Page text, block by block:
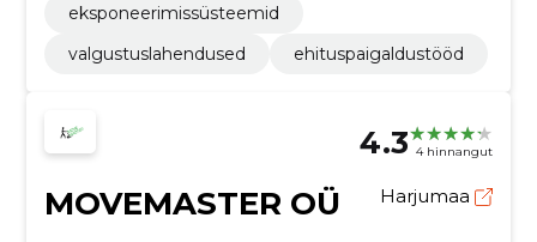
eksponeerimissüsteemid
valgustuslahendused
ehituspaigaldustööd
4.3 4 hinnangut
MOVEMASTER OÜ Harjumaa